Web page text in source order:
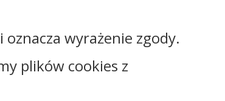
SkrytkaESP lub
REGON: 910866910
TERYT: 0464011
wyrażenie zgody.
plików cookies z